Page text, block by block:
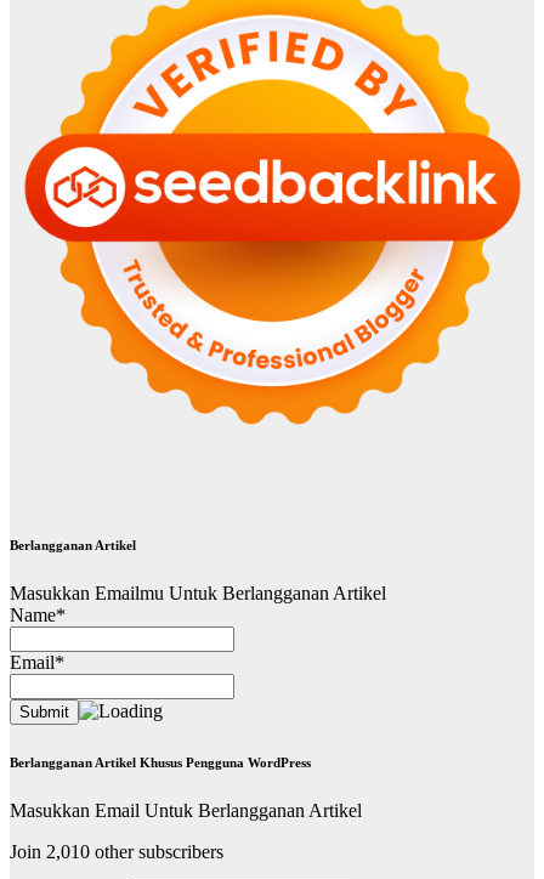
Berlangganan Artikel
Masukkan Emailmu Untuk Berlangganan Artikel
Name*
Email*
Berlangganan Artikel Khusus Pengguna WordPress
Masukkan Email Untuk Berlangganan Artikel
Join 2,010 other subscribers